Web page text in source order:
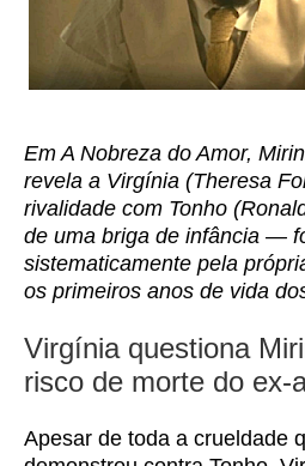
Em A Nobreza do Amor,
revela a Virgínia (Theresa
rivalidade com Tonho
de uma briga de infância —
sistematicamente pela
os primeiros anos de vida
Virgínia questiona
risco de morte do ex-
Apesar de toda a crueldade